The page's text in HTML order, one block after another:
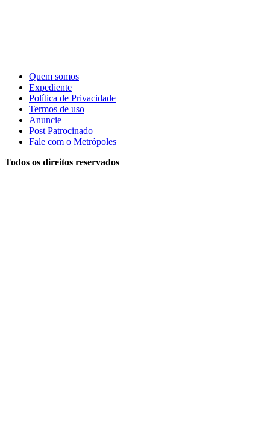
Quem somos
Expediente
Política de Privacidade
Termos de uso
Anuncie
Post Patrocinado
Fale com o Metrópoles
Todos os direitos reservados